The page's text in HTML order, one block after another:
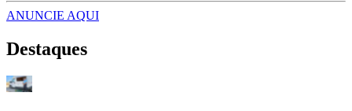
ANUNCIE AQUI
Destaques